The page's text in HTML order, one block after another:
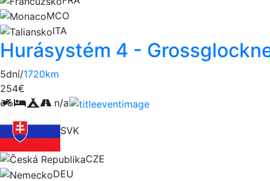
MCO
ITA
Hurásystém 4 -
5dní/1720km
254€
n/a
SVK
CZE
DEU